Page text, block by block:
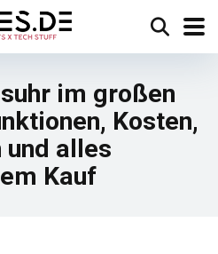
im großen
Kosten,
und alles
Kauf